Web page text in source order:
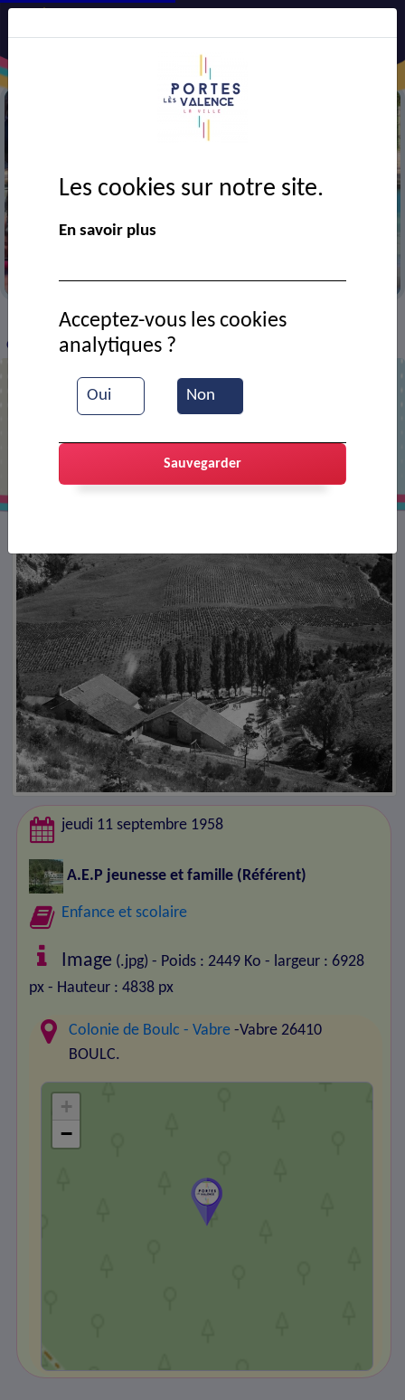
> VIE MUNICIPALE > Ressources documentaires
Colonie de Boulc
jeudi 11 septembre 1958
A.E.P jeunesse et famille (Référent)
Enfance et scolaire
Image (.jpg) - Poids : 2449 Ko - largeur : 6928
px - Hauteur : 4838 px
Colonie de Boulc - Vabre -Vabre 26410
BOULC.
+
−
Les cookies sur notre site.
En savoir plus
Oui Non
Acceptez-vous les cookies
analytiques ?
Sauvegarder